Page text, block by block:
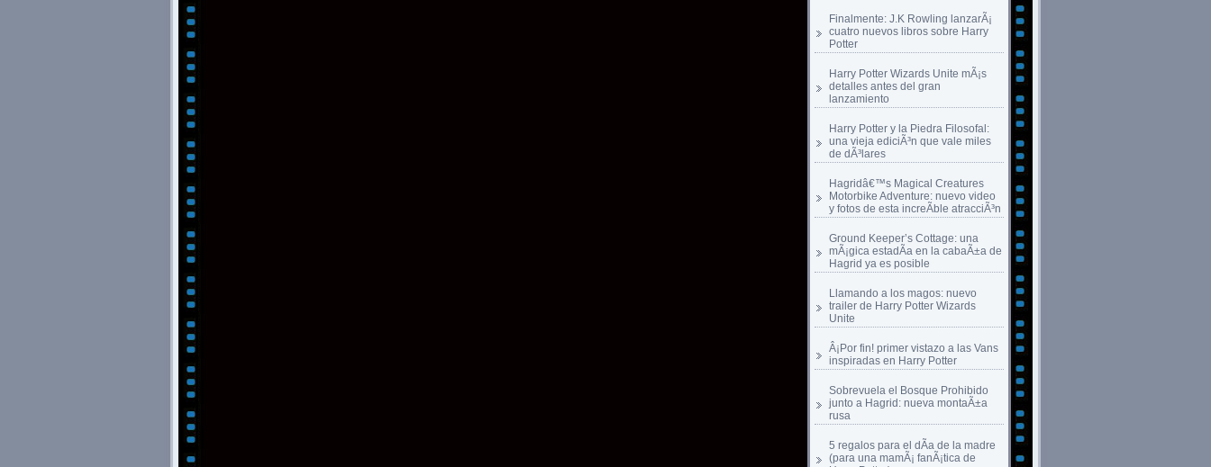
Finalmente: J.K Rowling lanzarÃ¡
cuatro nuevos libros sobre Harry
Potter
Harry Potter Wizards Unite mÃ¡s
detalles antes del gran
lanzamiento
Harry Potter y la Piedra Filosofal:
una vieja ediciÃ³n que vale miles
de dÃ³lares
Hagridâ€™s Magical Creatures
Motorbike Adventure: nuevo video
y fotos de esta increÃ­ble atracciÃ³n
Ground Keeper’s Cottage: una
mÃ¡gica estadÃ­a en la cabaÃ±a de
Hagrid ya es posible
Llamando a los magos: nuevo
trailer de Harry Potter Wizards
Unite
Â¡Por fin! primer vistazo a las Vans
inspiradas en Harry Potter
Sobrevuela el Bosque Prohibido
junto a Hagrid: nueva montaÃ±a
rusa
5 regalos para el dÃ­a de la madre
(para una mamÃ¡ fanÃ¡tica de